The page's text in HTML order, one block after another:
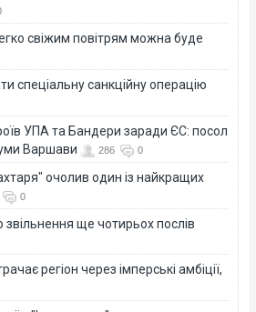
свіжим повітрям можна буде
спеціальну санкційну операцію
УПА та Бандери заради ЄС: посол
Варшави
286 0
очолив один із найкращих
0
ще чотирьох послів
регіон через імперські амбіції,